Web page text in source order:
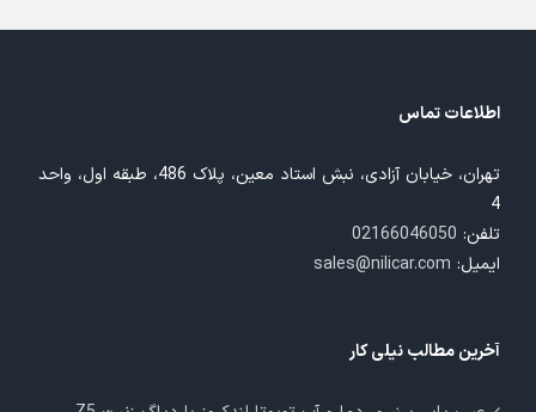
اطلاعات تماس
تهران، خیابان آزادی، نبش استاد معین، پلاک 486، طبقه اول، واحد
4
تلفن: 02166046050
ایمیل: sales@nilicar.com
آخرین مطالب نیلی کار